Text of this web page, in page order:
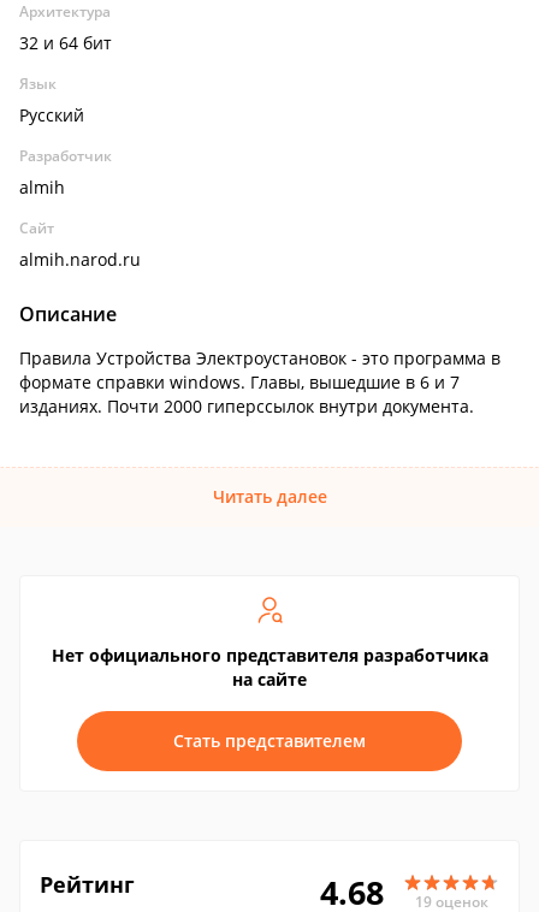
Архитектура
32 и 64 бит
Язык
Русский
Разработчик
almih
Сайт
almih.narod.ru
Описание
Правила Устройства Электроустановок - это программа в
формате справки windows. Главы, вышедшие в 6 и 7
изданиях. Почти 2000 гиперссылок внутри документа.
Читать далее
Нет официального представителя разработчика
на сайте
Стать представителем
Рейтинг 4.68 19 оценок